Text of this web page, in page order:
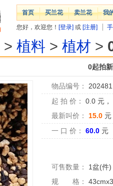
首页 买兰花 卖兰花 我
您好，欢迎您！ [登录] 或 [注册]
> 植料 > 植材 >
0起拍
物品编号：
起 拍 价：
0.0 元，
最新叫价：
15.0 元
一 口 价：
60.0 元
可售数量： 1盆(件)
规 格：